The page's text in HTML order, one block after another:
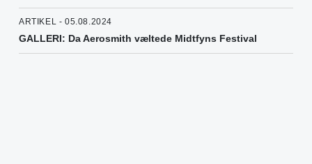
ARTIKEL - 05.08.2024
GALLERI: Da Aerosmith væltede Midtfyns Festival